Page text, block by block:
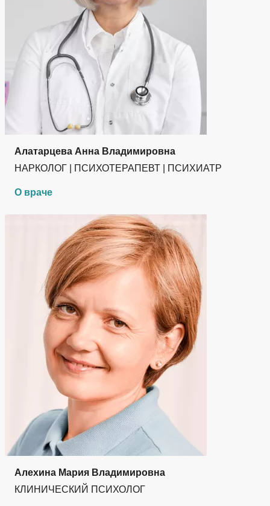
Алатарцева Анна Владимировна
НАРКОЛОГ | ПСИХОТЕРАПЕВТ | ПСИХИАТР
О враче
Алехина Мария Владимировна
КЛИНИЧЕСКИЙ ПСИХОЛОГ